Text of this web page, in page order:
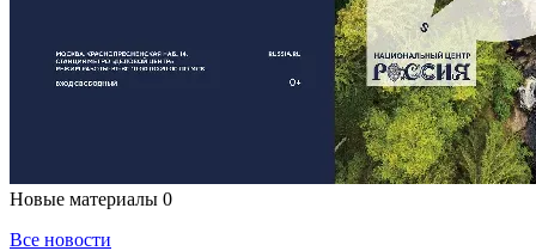
Новые материалы 0
Все новости